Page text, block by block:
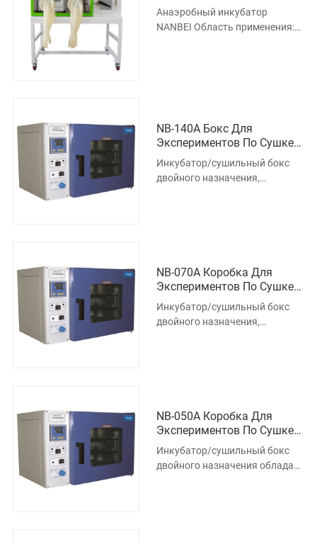
Анаэробный инкубатор
NANBEI Область применения:
NB-140A Бокс Для
Экспериментов По Сушке
Культур
Инкубатор/сушильный бокс
двойного назначения,
NB-070A Коробка Для
Экспериментов По Сушке
Культур
Инкубатор/сушильный бокс
двойного назначения,
NB-050A Коробка Для
Экспериментов По Сушке
Культур
Инкубатор/сушильный бокс
двойного назначения обладает